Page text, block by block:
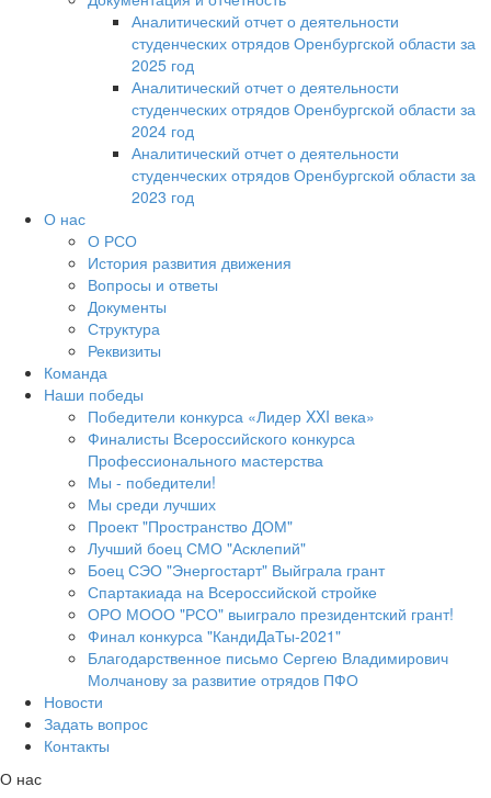
Аналитический отчет о деятельности
студенческих отрядов Оренбургской области за
2025 год
Аналитический отчет о деятельности
студенческих отрядов Оренбургской области за
2024 год
Аналитический отчет о деятельности
студенческих отрядов Оренбургской области за
2023 год
О нас
О РСО
История развития движения
Вопросы и ответы
Документы
Структура
Реквизиты
Команда
Наши победы
Победители конкурса «Лидер XXI века»
Финалисты Всероссийского конкурса
Профессионального мастерства
Мы - победители!
Мы среди лучших
Проект "Пространство ДОМ"
Лучший боец СМО "Асклепий"
Боец СЭО "Энергостарт" Выйграла грант
Спартакиада на Всероссийской стройке
ОРО МООО "РСО" выиграло президентский грант!
Финал конкурса "КандиДаТы-2021"
Благодарственное письмо Сергею Владимирович
Молчанову за развитие отрядов ПФО
Новости
Задать вопрос
Контакты
О нас